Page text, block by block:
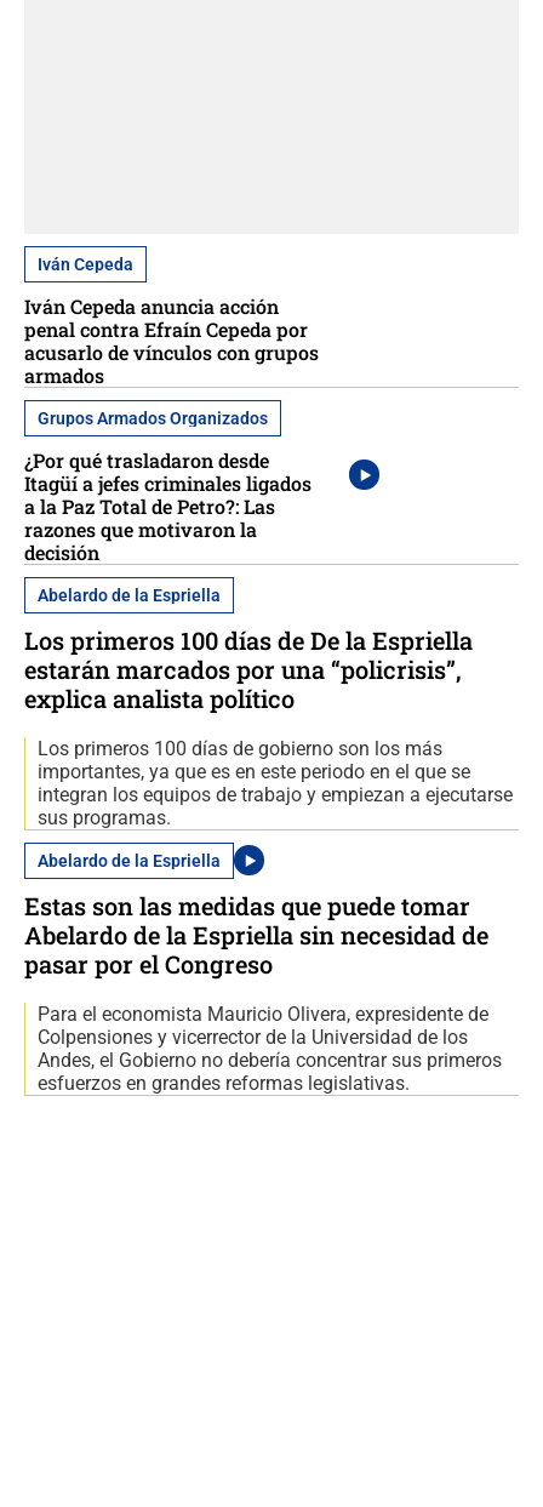
Iván Cepeda
Iván Cepeda anuncia acción
penal contra Efraín Cepeda por
acusarlo de vínculos con grupos
armados
Grupos Armados Organizados
¿Por qué trasladaron desde
Itagüí a jefes criminales ligados
a la Paz Total de Petro?: Las
razones que motivaron la
decisión
Abelardo de la Espriella
Los primeros 100 días de De la Espriella
estarán marcados por una “policrisis”,
explica analista político
Los primeros 100 días de gobierno son los más
importantes, ya que es en este periodo en el que se
integran los equipos de trabajo y empiezan a ejecutarse
sus programas.
Abelardo de la Espriella
Estas son las medidas que puede tomar
Abelardo de la Espriella sin necesidad de
pasar por el Congreso
Para el economista Mauricio Olivera, expresidente de
Colpensiones y vicerrector de la Universidad de los
Andes, el Gobierno no debería concentrar sus primeros
esfuerzos en grandes reformas legislativas.